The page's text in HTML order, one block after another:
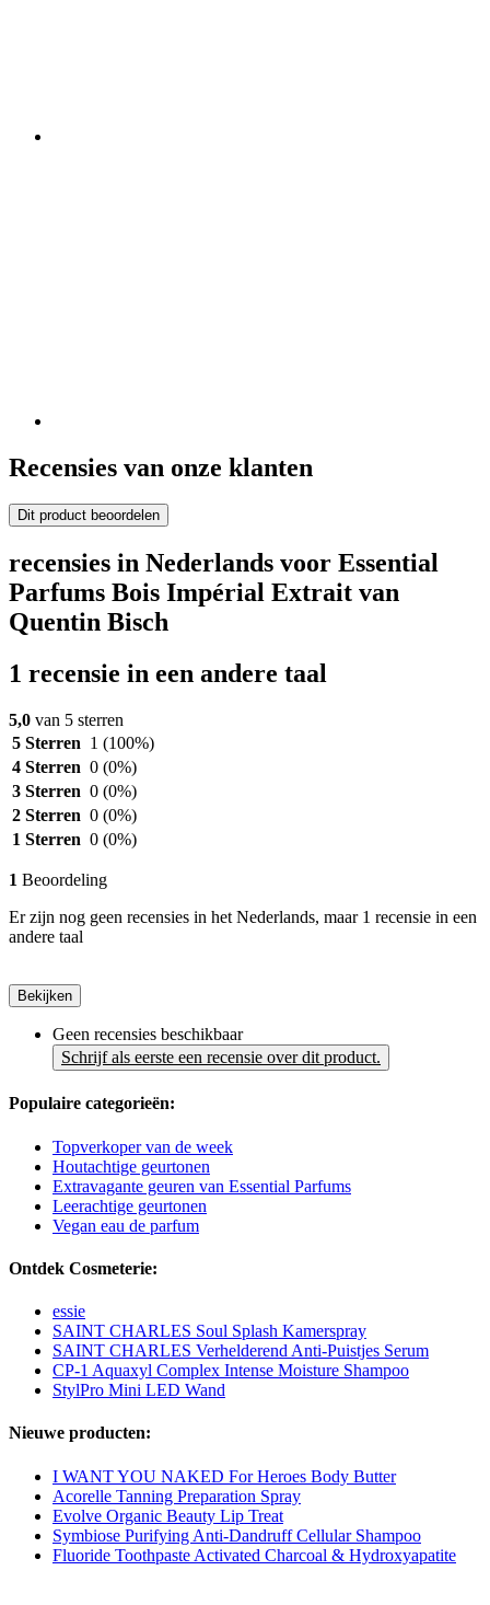
Recensies van onze klanten
Dit product beoordelen
recensies in Nederlands voor Essential
Parfums Bois Impérial Extrait van
Quentin Bisch
1 recensie in een andere taal
5,0 van 5 sterren
5 Sterren 1 (100%)
4 Sterren 0 (0%)
3 Sterren 0 (0%)
2 Sterren 0 (0%)
1 Sterren 0 (0%)
1 Beoordeling
Er zijn nog geen recensies in het Nederlands, maar 1 recensie in een
andere taal
Bekijken
Geen recensies beschikbaar
Schrijf als eerste een recensie over dit product.
Populaire categorieën:
Topverkoper van de week
Houtachtige geurtonen
Extravagante geuren van Essential Parfums
Leerachtige geurtonen
Vegan eau de parfum
Ontdek Cosmeterie:
essie
SAINT CHARLES Soul Splash Kamerspray
SAINT CHARLES Verhelderend Anti-Puistjes Serum
CP-1 Aquaxyl Complex Intense Moisture Shampoo
StylPro Mini LED Wand
Nieuwe producten:
I WANT YOU NAKED For Heroes Body Butter
Acorelle Tanning Preparation Spray
Evolve Organic Beauty Lip Treat
Symbiose Purifying Anti-Dandruff Cellular Shampoo
Fluoride Toothpaste Activated Charcoal & Hydroxyapatite